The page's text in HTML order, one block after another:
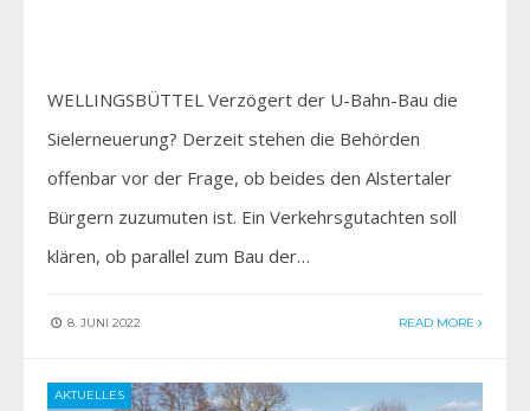
WELLINGSBÜTTEL Verzögert der U-Bahn-Bau die
Sielerneuerung? Derzeit stehen die Behörden
offenbar vor der Frage, ob beides den Alstertaler
Bürgern zuzumuten ist. Ein Verkehrsgutachten soll
klären, ob parallel zum Bau der…
8. JUNI 2022 READ MORE
AKTUELLES